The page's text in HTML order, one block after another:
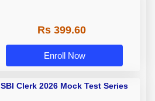
Rs 399.60
Enroll Now
SBI Clerk 2026 Mock Test Series